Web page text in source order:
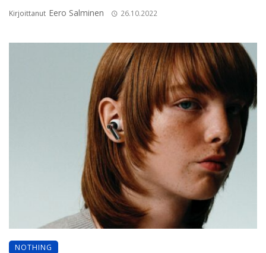
Kirjoittanut Eero Salminen 26.10.2022
NOTHING